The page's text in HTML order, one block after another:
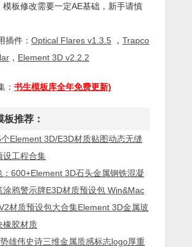
模板修改需要一定AE基础，新手请慎
插件： Optical Flares v1.3.5 ， Trapco
， Element 3D v2.2.2
： 书生模板库全年免费更新)
板推荐：
Element 3D/E3D材质贴图动态无缝
设工程合集
：600+Element 3D石头金属钢铁混凝
涂鸦警示牌E3D材质预设包 Win&Mac
材质预设包大合集Element 3D金属玻
橡胶材质
雄伟史诗三维金属质感标志logo厚重